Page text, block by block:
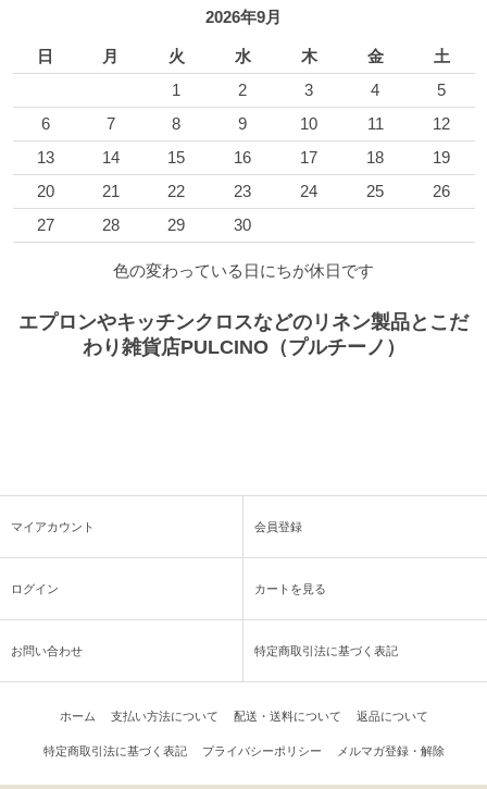
2026年9月
日 月 火 水 木 金
土
1
2 3 4
5
6
7 8 9 10 11
12
13
14 15 16 17 18
19
20
21 22 23 24 25
26
27
28 29 30
色の変わっている日にちが休日です
エプロンやキッチンクロスなどのリネン製品とこだ
わり雑貨店PULCINO（プルチーノ）
マイアカウント 会員登録
ログイン カートを見る
お問い合わせ 特定商取引法に基づく表記
ホーム 支払い方法について 配送・送料について 返品について
特定商取引法に基づく表記 プライバシーポリシー メルマガ登録・解除